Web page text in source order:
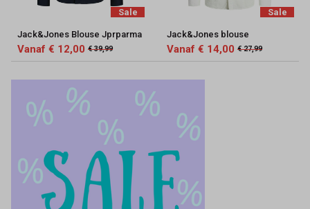
Sale
Jack&Jones Blouse Jprparma
Vanaf € 12,00 € 39,99
Sale
Jack&Jones blouse
Vanaf € 14,00 € 27,99